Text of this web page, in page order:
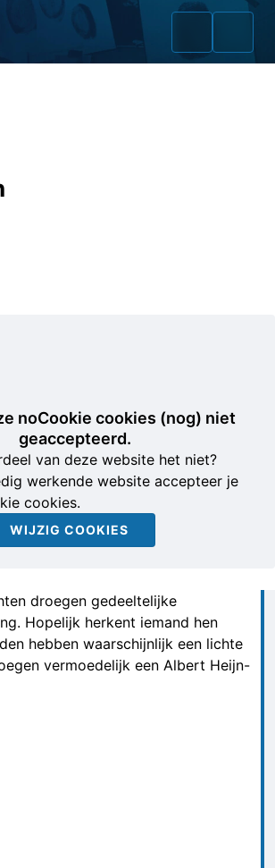
noCookie cookies (nog) niet
geaccepteerd.
van deze website het niet?
werkende website accepteer je
cookies.
WIJZIG COOKIES
droegen gedeeltelijke
Hopelijk herkent iemand hen
hebben waarschijnlijk een lichte
vermoedelijk een Albert Heijn-